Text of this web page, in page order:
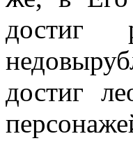
достиг
достиг